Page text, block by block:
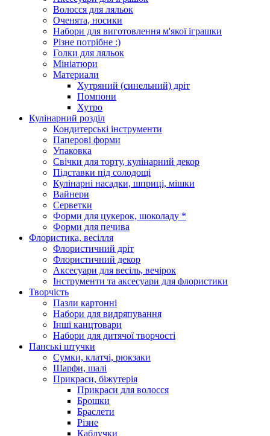
Волосся для ляльок
Оченята, носики
Набори для виготовлення м'якої іграшки
Різне потрібне :)
Голки для ляльок
Мініатюри
Материали
Хутряний (синельний) дріт
Помпони
Хутро
Кулінарний розділ
Кондитерські інструменти
Паперові форми
Упаковка
Свічки для торту, кулінарний декор
Підставки під солодощі
Кулінарні насадки, шприці, мішки
Вайнери
Серветки
Форми для цукерок, шоколаду *
Форми для печива
Флористика, весілля
Флористичний дріт
Флористичний декор
Аксесуари для весіль, вечірок
Інструменти та аксесуари для флористики
Творчість
Пазли картонні
Набори для видряпування
Інші канцтовари
Набори для дитячої творчості
Панські штучки
Сумки, клатчі, рюкзаки
Шарфи, шалі
Прикраси, біжутерія
Прикраси для волосся
Брошки
Браслети
Різне
Каблучки